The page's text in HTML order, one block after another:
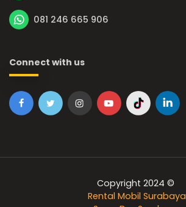
081 246 665 906
Connect with us
Copyright 2024 ©
Rental Mobil Surabaya